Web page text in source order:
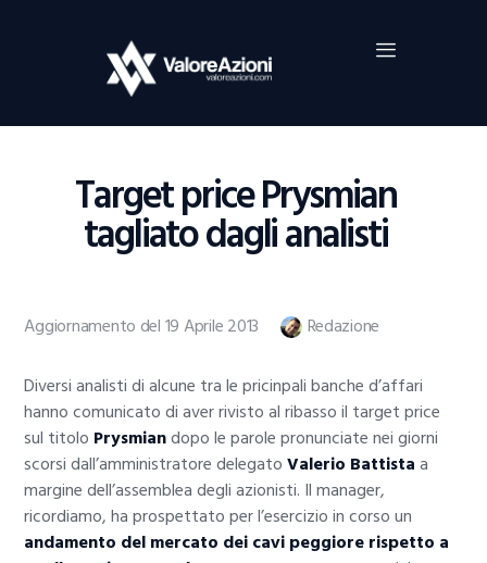
Target price Prysmian
tagliato dagli analisti
Home
Investimenti
Borsa
Guide Al Trading
Criptovalute
Aggiornamento del 19 Aprile 2013 Redazione
Diversi analisti di alcune tra le pricinpali banche d’affari
hanno comunicato di aver rivisto al ribasso il target price
sul titolo Prysmiandopo le parole pronunciate nei giorni
scorsi dall’amministratore delegatoValerio Battistaa
margine dell’assemblea degli azionisti. Il manager,
ricordiamo, ha prospettato per l’esercizio in corso un
andamento del mercato dei cavi peggiore rispetto a